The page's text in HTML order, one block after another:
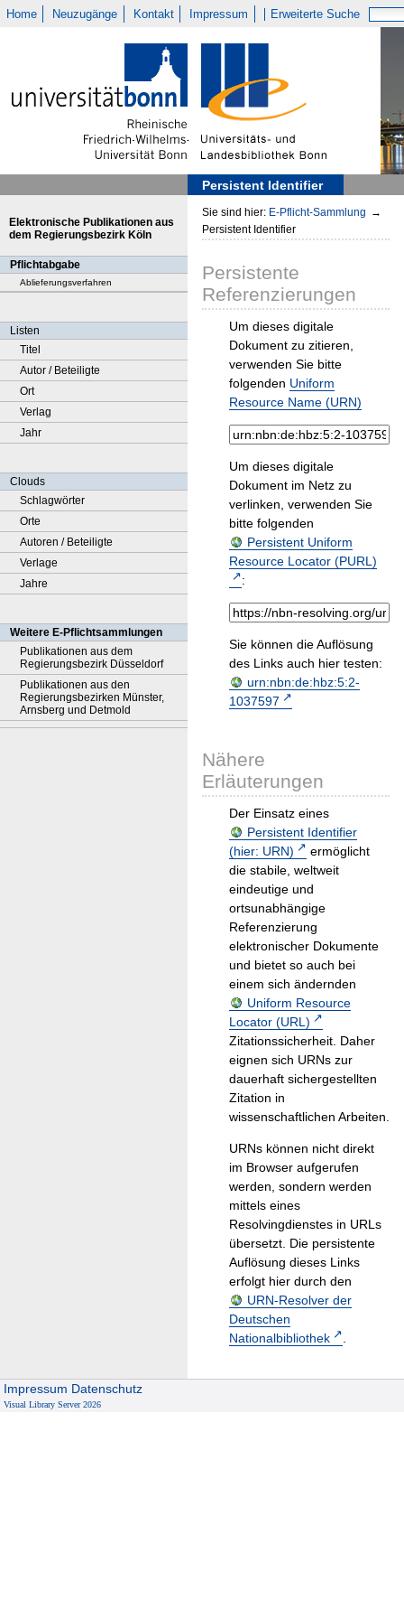
Home Neuzugänge Kontakt Impressum Erweiterte Suche
Persistent Identifier
Elektronische Publikationen aus
dem Regierungsbezirk Köln
Pflichtabgabe
Ablieferungsverfahren
Listen
Titel
Autor / Beteiligte
Ort
Verlag
Jahr
Clouds
Schlagwörter
Orte
Autoren / Beteiligte
Verlage
Jahre
Weitere E-Pflichtsammlungen
Publikationen aus dem
Regierungsbezirk Düsseldorf
Publikationen aus den
Regierungsbezirken Münster,
Arnsberg und Detmold
Sie sind hier: E-Pflicht-Sammlung →
Persistent Identifier
Persistente
Referenzierungen
Um dieses digitale
Dokument zu zitieren,
verwenden Sie bitte
folgenden Uniform
Resource Name (URN)
Um dieses digitale
Dokument im Netz zu
verlinken, verwenden Sie
bitte folgenden
Persistent Uniform
Resource Locator (PURL)
:
Sie können die Auflösung
des Links auch hier testen:
urn:nbn:de:hbz:5:2-
1037597
Nähere
Erläuterungen
Der Einsatz eines
Persistent Identifier
(hier: URN)
ermöglicht
die stabile, weltweit
eindeutige und
ortsunabhängige
Referenzierung
elektronischer Dokumente
und bietet so auch bei
einem sich ändernden
Uniform Resource
Locator (URL)
Zitationssicherheit. Daher
eignen sich URNs zur
dauerhaft sichergestellten
Zitation in
wissenschaftlichen Arbeiten.
URNs können nicht direkt
im Browser aufgerufen
werden, sondern werden
mittels eines
Resolvingdienstes in URLs
übersetzt. Die persistente
Auflösung dieses Links
erfolgt hier durch den
URN-Resolver der
Deutschen
Nationalbibliothek
.
Impressum Datenschutz
Visual Library Server 2026